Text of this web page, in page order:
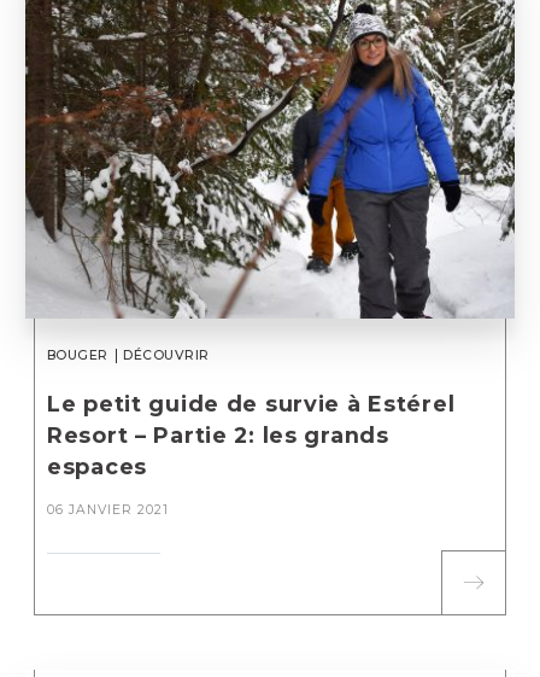
BOUGER DÉCOUVRIR
Le petit guide de survie à Estérel
Resort – Partie 2: les grands
espaces
06 JANVIER 2021